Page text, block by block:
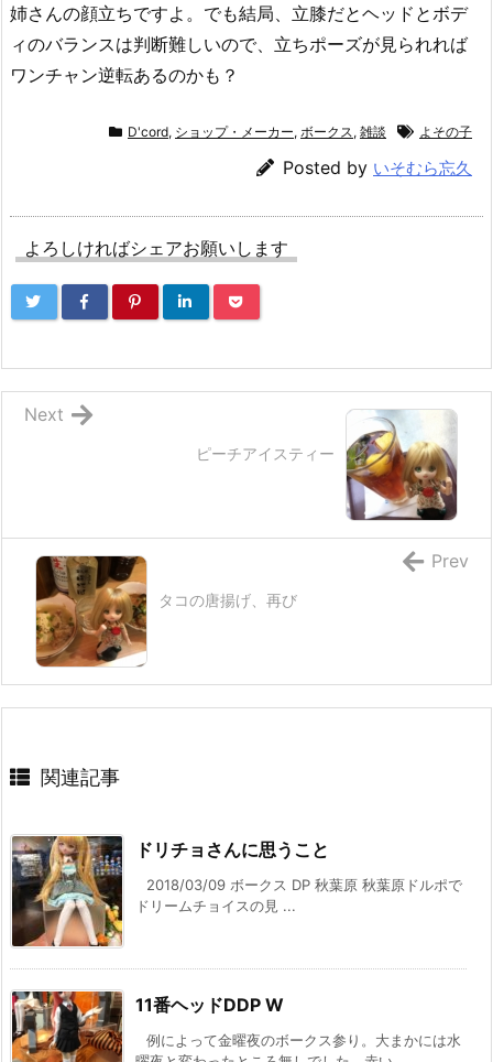
姉さんの顔立ちですよ。でも結局、立膝だとヘッドとボデ
ィのバランスは判断難しいので、立ちポーズが見られれば
ワンチャン逆転あるのかも？
D'cord, ショップ・メーカー, ボークス , 雑談 よその子
Posted by いそむら忘久
よろしければシェアお願いします
ピーチアイスティー
Next
タコの唐揚げ、再び
Prev
関連記事
ドリチョさんに思うこと
2018/03/09 ボークス DP 秋葉原 秋葉原ドルポで
ドリームチョイスの見 ...
11番ヘッドDDP W
例によって金曜夜のボークス参り。大まかには水